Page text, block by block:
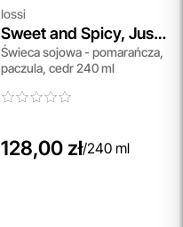
Iossi
Sweet and Spicy, Just
Like You
Świeca sojowa - pomarańcza,
paczula, cedr 240 ml
128,00 zł/240 ml